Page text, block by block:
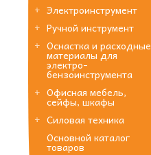
Электроинструмент
Ручной инструмент
Оснастка и расходные
материалы для
электро-
бензоинструмента
Офисная мебель,
сейфы, шкафы
Силовая техника
Основной каталог
товаров